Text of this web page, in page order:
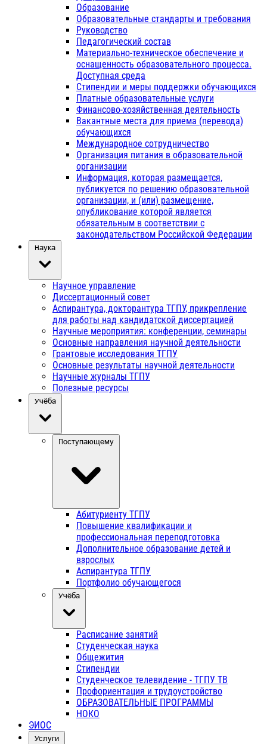
Образование
Образовательные стандарты и требования
Руководство
Педагогический состав
Материально-техническое обеспечение и
оснащенность образовательного процесса.
Доступная среда
Стипендии и меры поддержки обучающихся
Платные образовательные услуги
Финансово-хозяйственная деятельность
Вакантные места для приема (перевода)
обучающихся
Международное сотрудничество
Организация питания в образовательной
организации
Информация, которая размещается,
публикуется по решению образовательной
организации, и (или) размещение,
опубликование которой является
обязательным в соответствии с
законодательством Российской Федерации
Наука
Научное управление
Диссертационный совет
Аспирантура, докторантура ТГПУ, прикрепление
для работы над кандидатской диссертацией
Научные мероприятия: конференции, семинары
Основные направления научной деятельности
Грантовые исследования ТГПУ
Основные результаты научной деятельности
Научные журналы ТГПУ
Полезные ресурсы
Учёба
Поступающему
Абитуриенту ТГПУ
Повышение квалификации и
профессиональная переподготовка
Дополнительное образование детей и
взрослых
Аспирантура ТГПУ
Портфолио обучающегося
Учёба
Расписание занятий
Студенческая наука
Общежития
Стипендии
Студенческое телевидение - ТГПУ ТВ
Профориентация и трудоустройство
ОБРАЗОВАТЕЛЬНЫЕ ПРОГРАММЫ
НОКО
ЭИОС
Услуги